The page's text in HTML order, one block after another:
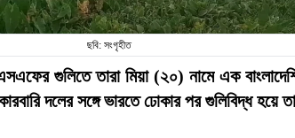
ছবি: সংগৃহীত
গুলিতে তারা মিয়া (২০) নামে এক
দলের সঙ্গে ভারতে ঢোকার পর গুলিবিদ্ধ হয়ে